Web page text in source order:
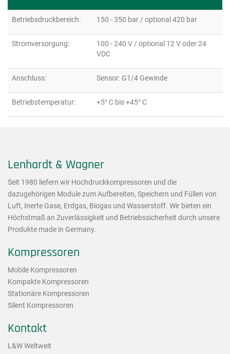
Betriebsdruckbereich: 150 - 350 bar / optional 420 bar
Stromversorgung:
100 - 240 V / optional 12 V oder 24
VDC
Anschluss: Sensor: G1/4 Gewinde
Betriebstemperatur: +5° C bis +45° C
Lenhardt & Wagner
Seit 1980 liefern wir Hochdruckkompressoren und die
dazugehörigen Module zum Aufbereiten, Speichern und Füllen von
Luft, Inerte Gase, Erdgas, Biogas und Wasserstoff. Wir bieten ein
Höchstmaß an Zuverlässigkeit und Betriebssicherheit durch unsere
Produkte made in Germany.
Kompressoren
Mobile Kompressoren
Kompakte Kompressoren
Stationäre Kompressoren
Silent Kompressoren
Kontakt
L&W Weltweit